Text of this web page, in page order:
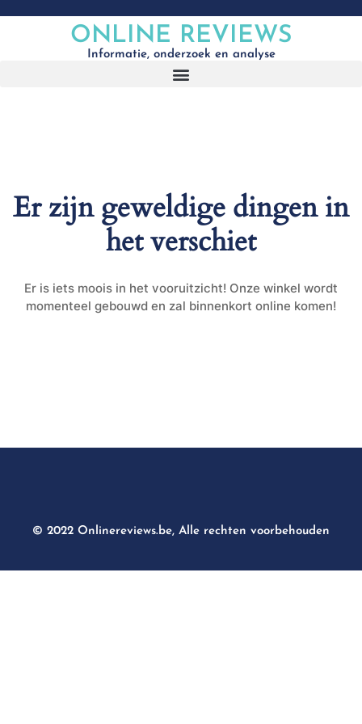
ONLINE REVIEWS
Informatie, onderzoek en analyse
Er zijn geweldige dingen in
het verschiet
Er is iets moois in het vooruitzicht! Onze winkel wordt
momenteel gebouwd en zal binnenkort online komen!
© 2022 Onlinereviews.be, Alle rechten voorbehouden